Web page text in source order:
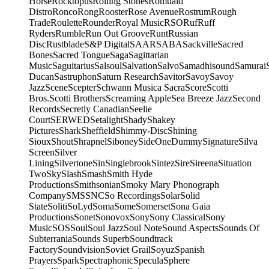
DistroRoncoRongRoosterRose AvenueRostrumRough
TradeRouletteRounderRoyal MusicRSORufRuff
RydersRumbleRun Out GrooveRuntRussian
DiscRustbladeS&P DigitalSAARSABASackvilleSacred
BonesSacred TongueSagaSagittarian
MusicSaguitariusSalsoulSalvationSalvoSamadhisoundSamurai
DucanSastruphonSaturn ResearchSavitorSavoySavoy
JazzSceneScepterSchwann Musica SacraScoreScotti
Bros.Scotti BrothersScreaming AppleSea Breeze JazzSecond
RecordsSecretly CanadianSeelie
CourtSERWEDSetalightShadyShakey
PicturesSharkSheffieldShimmy-DiscShining
SiouxShoutShrapnelSiboneySideOneDummySignatureSilva
ScreenSilver
LiningSilvertoneSinSinglebrookSintezSireSireenaSituation
TwoSkySlashSmashSmith Hyde
ProductionsSmithsonianSmoky Mary Phonograph
CompanySMSSNCSo RecordingsSolarSolid
StateSolitiSoLydSomaSomeSomersetSona Gaia
ProductionsSonetSonovoxSonySony ClassicalSony
MusicSOSSoulSoul JazzSoul NoteSound AspectsSounds Of
SubterraniaSounds SuperbSoundtrack
FactorySoundvisionSoviet GrailSoyuzSpanish
PrayersSparkSpectraphonicSpeculaSphere